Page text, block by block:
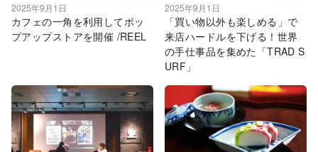
2025年9月1日
カフェの一角を利用してポッ
プアップストアを開催 /REEL
2025年9月1日
「買い物以外も楽しめる」で
来店ハードルを下げる！世界
の手仕事品を集めた「TRAD S
URF」